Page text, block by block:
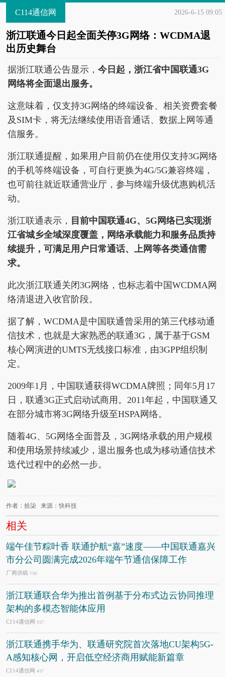
C114通信网 2026-6-15 09:05
浙江联通今日起全面关停3G网络：WCDMA退
出历史舞台
据浙江联通公告显示， 今日起，浙江省中国联通3G
网络将全面退出服务。
这意味着，仅支持3G网络的终端设备、相关资费套餐
及SIM卡，将无法继续使用语音通话、数据上网等通
信服务。
浙江联通提醒，如果用户目前仍在使用仅支持3G网络
的手机等终端设备，可自行更换为4G/5G兼容终端，
也可前往就近联通营业厅，参与终端升级优惠购机活
动。
浙江联通表示， 目前中国联通4G、5G网络已实现浙
江省城乡全域深度覆盖，网络承载能力和服务品质持
续提升，可满足用户日常通话、上网等各类通信需
求。
此次浙江联通关闭3G网络，也标志着中国WCDMA网
络清退进入收官阶段。
据了解，WCDMA是中国联通曾采用的第三代移动通
信技术，也就是大家熟悉的联通3G，属于基于GSM
核心网演进的UMTS无线接口标准，由3GPP组织制
定。
2009年1月，中国联通获得WCDMA牌照；同年5月17
日，联通3G正式启动试商用。2011年起，中国联通又
在部分城市将3G网络升级至HSPA网络。
随着4G、5G网络全面普及，3G网络承载的用户规模
和使用场景持续减少，退出服务也成为移动通信技术
迭代过程中的必然一步。
作者：拾柒 来源：快科技
相关
端午佳节粽叶香 联通护航“嘉”速度——中国联通嘉兴
市分公司圆满完成2026年端午节通信保障工作
厂商供稿 7/10
浙江联通联合华为推出首例基于分布式边云协同推理
架构的多模态智能体应用
C114通信网 5/17
浙江联通携手华为、联通研究院首次落地CU架构5G-
A感知核心网，开启低空经济商用赋能新篇章
C114通信网 4/17